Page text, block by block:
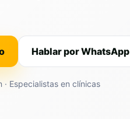
Hablar por WhatsApp
· Especialistas en clínicas